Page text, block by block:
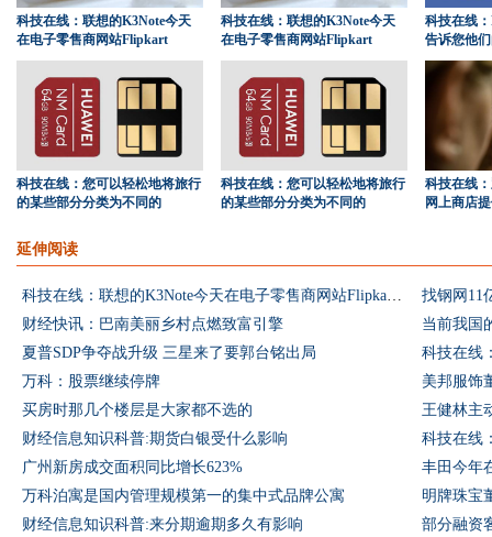
科技在线：联想的K3Note今天
在电子零售商网站Flipkart
科技在线：联想的K3Note今天
在电子零售商网站Flipkart
科技在线
告诉您他
科技在线：您可以轻松地将旅行
的某些部分分类为不同的
科技在线：您可以轻松地将旅行
的某些部分分类为不同的
科技在线
网上商店
延伸阅读
科技在线：联想的K3Note今天在电子零售商网站Flipkart上开始发售
找钢网11
财经快讯：巴南美丽乡村点燃致富引擎
当前我国
夏普SDP争夺战升级 三星来了要郭台铭出局
万科：股票继续停牌
美邦服饰
买房时那几个楼层是大家都不选的
王健林主
财经信息知识科普:期货白银受什么影响
广州新房成交面积同比增长623%
丰田今年
万科泊寓是国内管理规模第一的集中式品牌公寓
明牌珠宝
财经信息知识科普:来分期逾期多久有影响
部分融资